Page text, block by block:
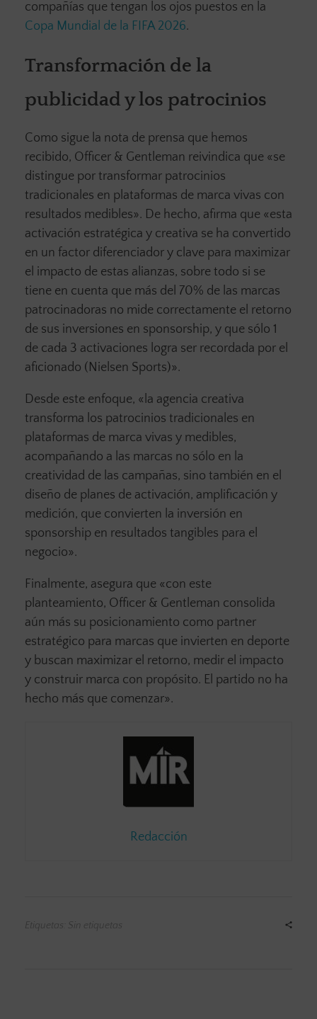
compañías que tengan los ojos puestos en la
Copa Mundial de la FIFA 2026.
Transformación de la
publicidad y los patrocinios
Como sigue la nota de prensa que hemos
recibido, Officer & Gentleman reivindica que «se
distingue por transformar patrocinios
tradicionales en plataformas de marca vivas con
resultados medibles». De hecho, afirma que «esta
activación estratégica y creativa se ha convertido
en un factor diferenciador y clave para maximizar
el impacto de estas alianzas, sobre todo si se
tiene en cuenta que más del 70% de las marcas
patrocinadoras no mide correctamente el retorno
de sus inversiones en sponsorship, y que sólo 1
de cada 3 activaciones logra ser recordada por el
aficionado (Nielsen Sports)».
Desde este enfoque, «la agencia creativa
transforma los patrocinios tradicionales en
plataformas de marca vivas y medibles,
acompañando a las marcas no sólo en la
creatividad de las campañas, sino también en el
diseño de planes de activación, amplificación y
medición, que convierten la inversión en
sponsorship en resultados tangibles para el
negocio».
Finalmente, asegura que «con este
planteamiento, Officer & Gentleman consolida
aún más su posicionamiento como partner
estratégico para marcas que invierten en deporte
y buscan maximizar el retorno, medir el impacto
y construir marca con propósito. El partido no ha
hecho más que comenzar».
Redacción
Etiquetas: Sin etiquetas